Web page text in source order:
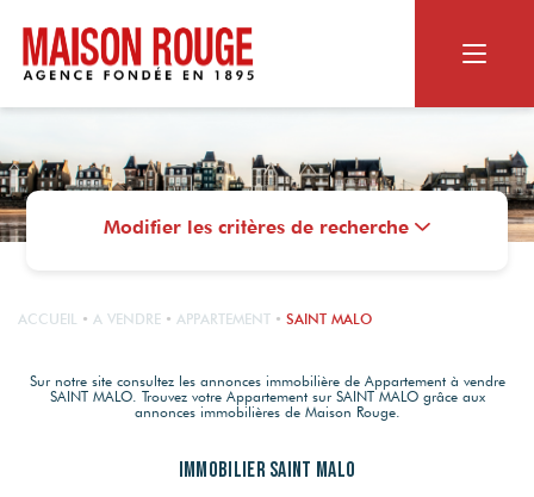
ACHETER
Appartement ou maison
Terrain
NOS SERVICES
VENDRE
Vendus par Maison Rouge
Estimation personnalisée
OUTILS DIGITAUX
LE GROUPE
MAISON ROUGE
Qui sommes-nous ?
CONTACT
Modifier les critères de recherche
ACCUEIL A VENDRE APPARTEMENT SAINT MALO
Sur notre site consultez les annonces immobilière de Appartement à vendre
SAINT MALO. Trouvez votre Appartement sur SAINT MALO grâce aux
annonces immobilières de Maison Rouge.
Immobilier SAINT MALO